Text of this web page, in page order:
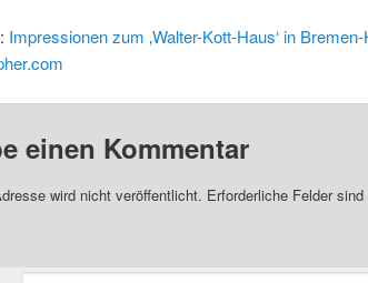
Impressionen zum ‚Walter-Kott-Haus‘ in
einen Kommentar
wird nicht veröffentlicht. Erforderliche Felder